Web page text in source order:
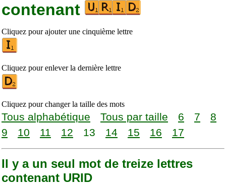
contenant
Cliquez pour ajouter une cinquième lettre
Cliquez pour enlever la dernière lettre
Cliquez pour changer la taille des mots
Tous alphabétique Tous par taille 6 7
8
9
10 11 12 13 14 15 16 17
Il y a un seul mot de treize lettres
contenant URID